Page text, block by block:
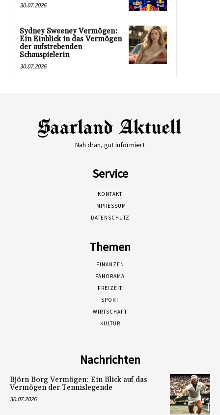
30.07.2026
Sydney Sweeney Vermögen:
Ein Einblick in das Vermögen
der aufstrebenden
Schauspielerin
30.07.2026
Nah dran, gut informiert
Service
KONTAKT
IMPRESSUM
DATENSCHUTZ
Themen
FINANZEN
PANORAMA
FREIZEIT
SPORT
WIRTSCHAFT
KULTUR
Nachrichten
Björn Borg Vermögen: Ein Blick auf das
Vermögen der Tennislegende
30.07.2026